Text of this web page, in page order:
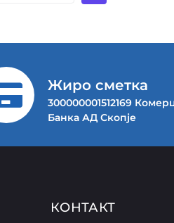
Жиро сметка
300000001512169
Банка АД Скопје
КОНТАКТ